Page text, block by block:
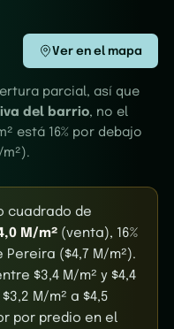
Ver en el mapa
parcial, así que
del barrio, no el
está 16% por debajo
cuadrado de
M/m² (venta), 16%
($4,7 M/m²).
$3,4 M/m² y $4,4
M/m² a $4,5
por predio en el